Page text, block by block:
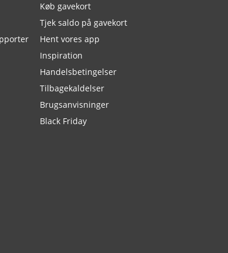
Køb gavekort
Tjek saldo på gavekort
Hent vores app
Inspiration
Handelsbetingelser
Tilbagekaldelser
Brugsanvisninger
Black Friday